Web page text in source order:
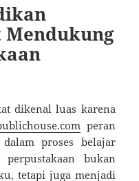
dikenal luas karena
peran
proses belajar
bukan
tetapi juga menjadi